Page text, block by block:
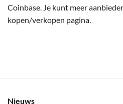
Coinbase. Je kunt meer
kopen/verkopen pagina.
Nieuws